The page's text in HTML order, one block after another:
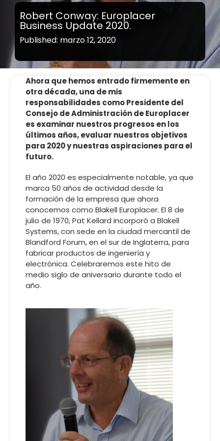
Robert Conway: Europlacer
Business Update 2020.
Published: marzo 12, 2020
Ahora que hemos entrado firmemente en
otra década, una de mis
responsabilidades como Presidente del
Consejo de Administración de Europlacer
es examinar nuestros progresos en los
últimos años, evaluar nuestros objetivos
para 2020 y nuestras aspiraciones para el
futuro.
El año 2020 es especialmente notable, ya que
marca 50 años de actividad desde la
formación de la empresa que ahora
conocemos como Blakell Europlacer. El 8 de
julio de 1970, Pat Kellard incorporó a Blakell
Systems, con sede en la ciudad mercantil de
Blandford Forum, en el sur de Inglaterra, para
fabricar productos de ingeniería y
electrónica. Celebraremos este hito de
medio siglo de aniversario durante todo el
año.